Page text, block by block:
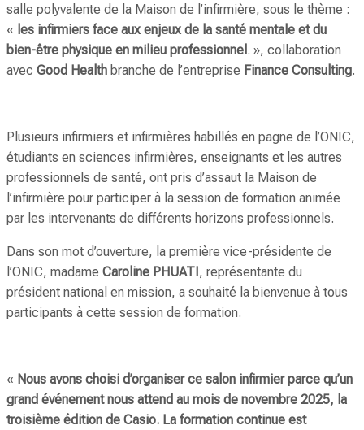
salle polyvalente de la Maison de l’infirmière, sous le thème :
« les infirmiers face aux enjeux de la santé mentale et du
bien-être physique en milieu professionnel . », collaboration
avec Good Health branche de l’entreprise Finance Consulting.
Plusieurs infirmiers et infirmières habillés en pagne de l’ONIC,
étudiants en sciences infirmières, enseignants et les autres
professionnels de santé, ont pris d’assaut la Maison de
l’infirmière pour participer à la session de formation animée
par les intervenants de différents horizons professionnels.
Dans son mot d’ouverture, la première vice-présidente de
l’ONIC, madame Caroline PHUATI, représentante du
président national en mission, a souhaité la bienvenue à tous
participants à cette session de formation.
« Nous avons choisi d’organiser ce salon infirmier parce qu’un
grand événement nous attend au mois de novembre 2025, la
troisième édition de Casio. La formation continue est